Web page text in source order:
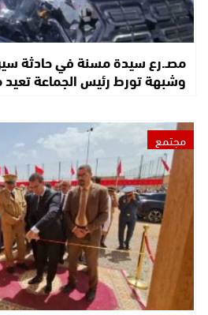
مصـ.رع سيدة مسنة في حادثة
وشبهة تورط رئيس الجماعة
مجتمع